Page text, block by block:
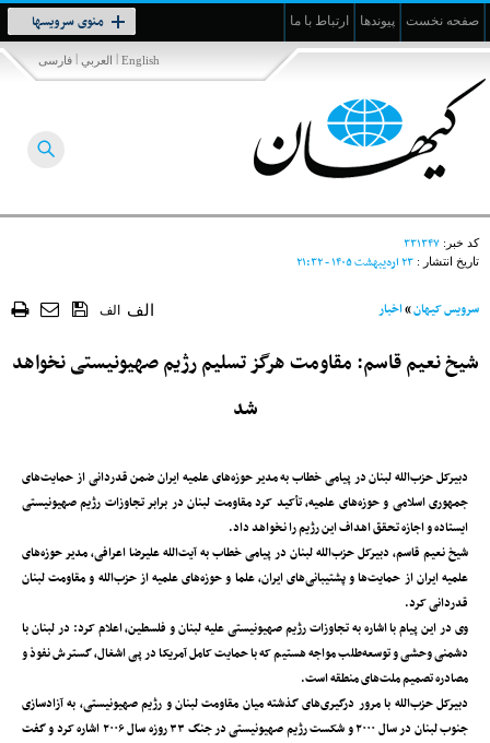
صفحه نخست پیوندها ارتباط با ما منوی سرویسها
Toggle
navigation
فارسی | العربي | English
کد خبر: ۳۳۱۳۴۷
تاریخ انتشار : ۲۳ ارديبهشت ۱۴۰۵ - ۲۱:۳۲
سرویس کیهان»اخبار الف الف
شیخ نعیم قاسم: مقاومت هرگز تسلیم رژیم صهیونیستی نخواهد
شد
دبیرکل حزب‌الله لبنان در پیامی خطاب به مدیر حوزه‌های علمیه ایران ضمن قدردانی از حمایت‌های
جمهوری اسلامی و حوزه‌های علمیه، تأکید کرد مقاومت لبنان در برابر تجاوزات رژیم صهیونیستی
ایستاده و اجازه تحقق اهداف این رژیم را نخواهد داد.
شیخ نعیم قاسم، دبیرکل حزب‌الله لبنان در پیامی خطاب به آیت‌الله علیرضا اعرافی، مدیر حوزه‌های
علمیه ایران از حمایت‌ها و پشتیبانی‌های ایران، علما و حوزه‌های علمیه از حزب‌الله و مقاومت لبنان
قدردانی کرد.
وی در این پیام با اشاره به تجاوزات رژیم صهیونیستی علیه لبنان و فلسطین، اعلام کرد: در لبنان با
دشمنی وحشی و توسعه‌طلب مواجه هستیم که با حمایت کامل آمریکا در پی اشغال، گسترش نفوذ و
مصادره تصمیم ملت‌های منطقه است.
دبیرکل حزب‌الله با مرور درگیری‌های گذشته میان مقاومت لبنان و رژیم صهیونیستی، به آزادسازی
جنوب لبنان در سال ۲۰۰۰ و شکست رژیم صهیونیستی در جنگ ۳۳ روزه سال ۲۰۰۶ اشاره کرد و گفت